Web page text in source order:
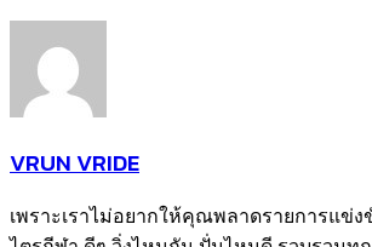
VRUN VRIDE
เพราะเราไม่อยากให้คุณพลาดรายการแข่